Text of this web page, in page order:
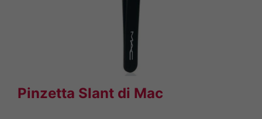
Pinzetta Slant di Mac